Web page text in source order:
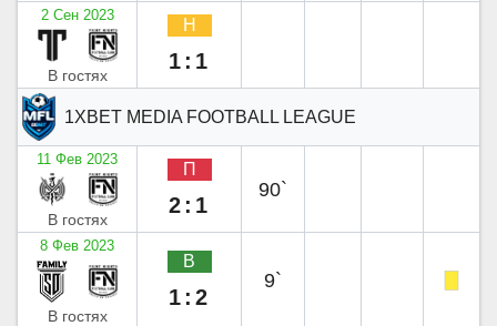
2 Сен 2023
В гостях
Н
1:1
1XBET MEDIA FOOTBALL LEAGUE
11 Фев 2023
В гостях
П
2:1
90`
8 Фев 2023
В гостях
В
1:2
9`